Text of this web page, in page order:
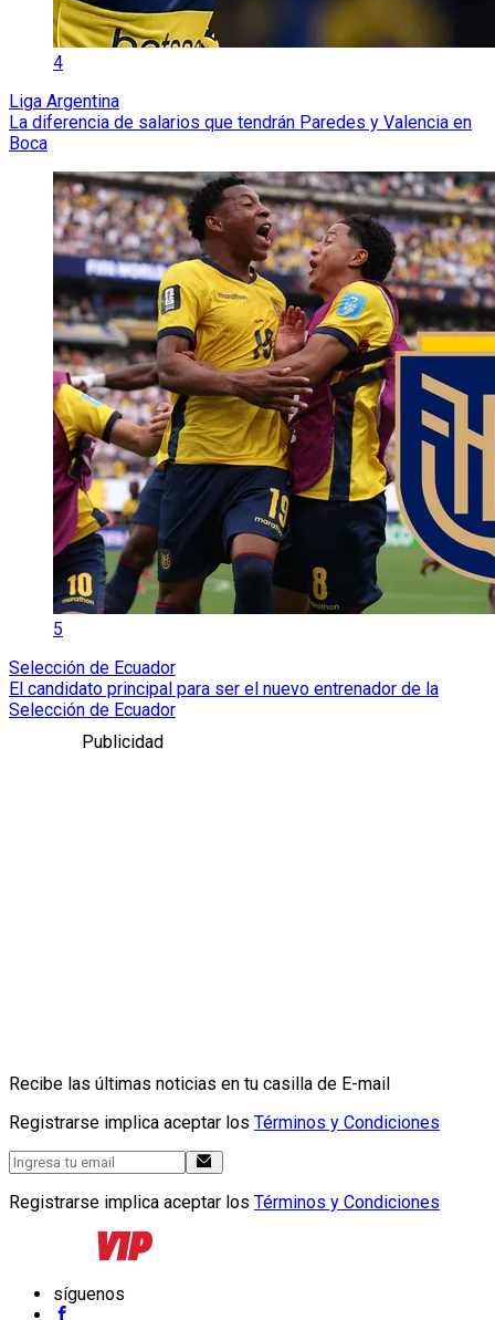
4
Liga Argentina
La diferencia de salarios que tendrán Paredes y Valencia en
Boca
5
Selección de Ecuador
El candidato principal para ser el nuevo entrenador de la
Selección de Ecuador
Publicidad
Recibe las últimas noticias en tu casilla de E-mail
Registrarse implica aceptar los Términos y Condiciones
Registrarse implica aceptar los Términos y Condiciones
síguenos